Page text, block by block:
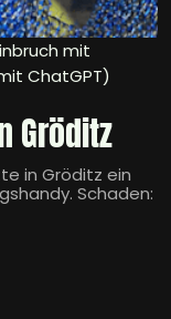
mit
ChatGPT)
Gröditz
in Gröditz ein
Schaden: